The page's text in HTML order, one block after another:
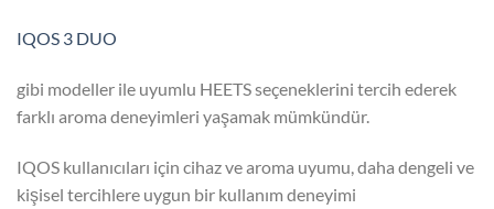
IQOS 3 DUO
gibi modeller ile uyumlu HEETS seçeneklerini tercih ederek
farklı aroma deneyimleri yaşamak mümkündür.
IQOS kullanıcıları için cihaz ve aroma uyumu, daha dengeli ve
kişisel tercihlere uygun bir kullanım deneyimi